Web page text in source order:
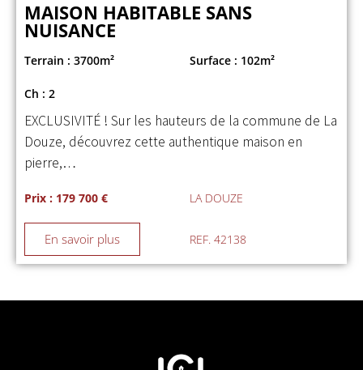
MAISON HABITABLE SANS
NUISANCE
Terrain : 3700m² Surface : 102m²
Ch : 2
EXCLUSIVITÉ ! Sur les hauteurs de la commune de La
Douze, découvrez cette authentique maison en
pierre,…
Prix : 179 700 € LA DOUZE
En savoir plus REF. 42138